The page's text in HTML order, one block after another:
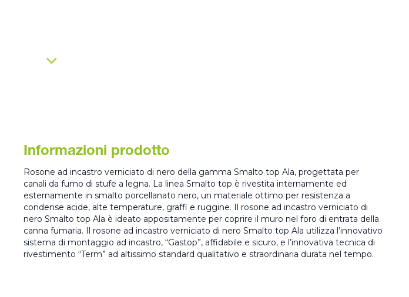
Informazioni prodotto
Rosone ad incastro verniciato di nero della gamma Smalto top Ala, progettata per
canali da fumo di stufe a legna. La linea Smalto top è rivestita internamente ed
esternamente in smalto porcellanato nero, un materiale ottimo per resistenza a
condense acide, alte temperature, graffi e ruggine. Il rosone ad incastro verniciato di
nero Smalto top Ala è ideato appositamente per coprire il muro nel foro di entrata della
canna fumaria. Il rosone ad incastro verniciato di nero Smalto top Ala utilizza l’innovativo
sistema di montaggio ad incastro, “Gastop”, affidabile e sicuro, e l’innovativa tecnica di
rivestimento “Term” ad altissimo standard qualitativo e straordinaria durata nel tempo.